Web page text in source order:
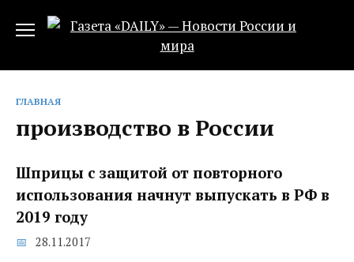
ГЛАВНАЯ
производство в России
Шприцы с защитой от повторного
использования начнут выпускать в РФ в
2019 году
28.11.2017